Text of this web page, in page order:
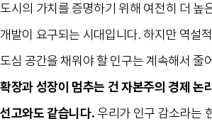
도시의 가치를 증명하기 위해 여전히 더 높
개발이 요구되는 시대입니다. 하지만 역설
도심 공간을 채워야 할 인구는 계속해서 줄
확장과 성장이 멈추는 건 자본주의 경제 논
선고와도 같습니다.우리가 인구 감소라는